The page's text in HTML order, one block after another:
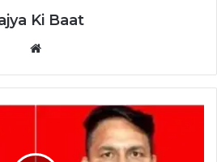
Ki Baat